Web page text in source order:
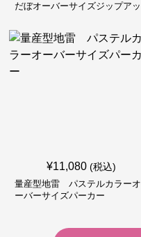
だぼオーバーサイズジップアッ
¥11,080 (税込)
量産型地雷 パステルカラーオ
ーバーサイズパーカー